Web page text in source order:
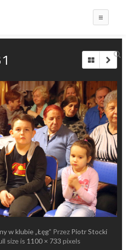
w klubie „Łęg” Przez Piotr Stocki
size is 1100 × 733 pixels